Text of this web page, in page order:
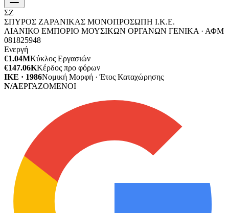
ΣΖ
ΣΠΥΡΟΣ ΖΑΡΑΝΙΚΑΣ ΜΟΝΟΠΡΟΣΩΠΗ Ι.Κ.Ε.
ΛΙΑΝΙΚΟ ΕΜΠΟΡΙΟ ΜΟΥΣΙΚΩΝ ΟΡΓΑΝΩΝ ΓΕΝΙΚΑ · ΑΦΜ
081825948
Ενεργή
€1.04MΚύκλος Εργασιών
€147.06KΚέρδος προ φόρων
ΙΚΕ · 1986Νομική Μορφή · Έτος Καταχώρησης
N/AΕΡΓΑΖΟΜΕΝΟΙ